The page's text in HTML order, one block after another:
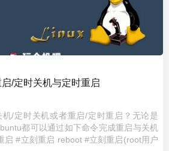
/定时关机与定时重启
/定时关机或者重启/定时重启？无论是
都可以通过如下命令完成重启与关机
启 #立刻重启 reboot #立刻重启(root用户